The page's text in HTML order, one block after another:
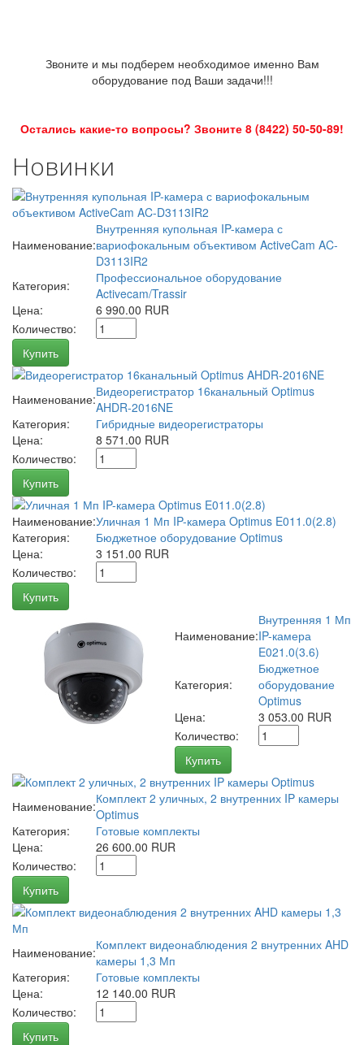
Звоните и мы подберем необходимое именно Вам
оборудование под Ваши задачи!!!
Остались какие-то вопросы? Звоните 8 (8422) 50-50-89!
Новинки
Наименование:
Внутренняя купольная IP-камера с
вариофокальным объективом ActiveCam AC-
D3113IR2
Категория:
Профессиональное оборудование
Activecam/Trassir
Цена:
6 990.00 RUR
Количество:
Купить
Наименование:Видеорегистратор 16канальный Optimus
AHDR-2016NE
Категория:
Гибридные видеорегистраторы
Цена:
8 571.00 RUR
Количество:
Купить
Наименование:Уличная 1 Мп IP-камера Optimus E011.0(2.8)
Категория:
Бюджетное оборудование Optimus
Цена:
3 151.00 RUR
Количество:
Купить
Наименование:
Внутренняя 1 Мп
IP-камера
E021.0(3.6)
Категория:
Бюджетное
оборудование
Optimus
Цена:
3 053.00 RUR
Количество:
Купить
Наименование:Комплект 2 уличных, 2 внутренних IP камеры
Optimus
Категория:
Готовые комплекты
Цена:
26 600.00 RUR
Количество:
Купить
Наименование:Комплект видеонаблюдения 2 внутренних AHD
камеры 1,3 Мп
Категория:
Готовые комплекты
Цена:
12 140.00 RUR
Количество:
Купить